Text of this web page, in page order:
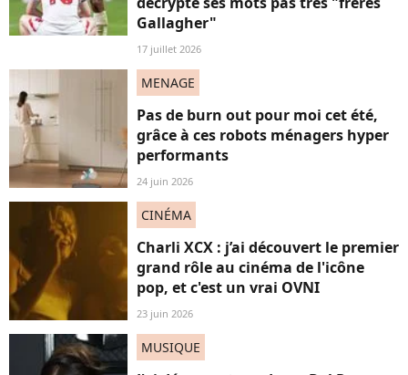
Gallagher"
17 juillet 2026
MENAGE
Pas de burn out pour moi cet été,
grâce à ces robots ménagers hyper
performants
24 juin 2026
CINÉMA
Charli XCX : j’ai découvert le premier
grand rôle au cinéma de l'icône
pop, et c'est un vrai OVNI
23 juin 2026
MUSIQUE